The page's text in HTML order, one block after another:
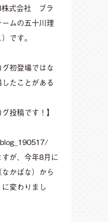
株式会社 ブラ
ムの五十川理
です。
初登場ではな
たことがある
投稿です！】
が、今年8月に
かばな）から
変わりまし